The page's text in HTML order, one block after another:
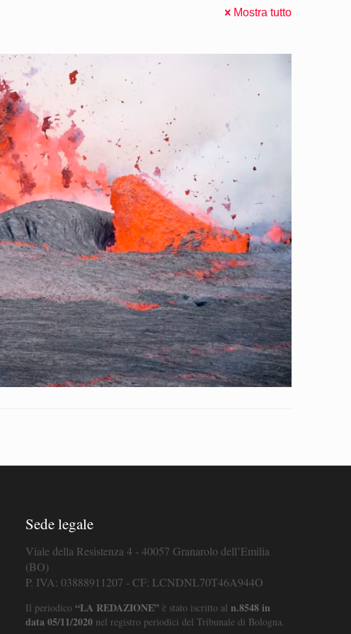
Mostra tutto
Sede legale
Viale della Resistenza 4 - 40057 Granarolo dell’Emilia
(BO)
P. IVA: 03888911207 - CF: LCNDNL70T46A944O
Il periodico “LA REDAZIONE”è stato iscritto al n.8548 in
data 05/11/2020nel registro periodici del Tribunale di Bologna.